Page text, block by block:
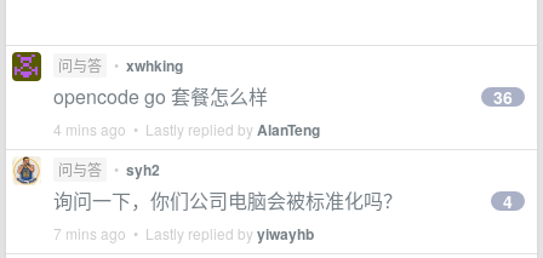
问与答 • xwhking
opencode go 套餐怎么样
4 mins ago • Lastly replied byAlanTeng
36
问与答 • syh2
询问一下，你们公司电脑会被标准化吗？
7 mins ago • Lastly replied byyiwayhb
4